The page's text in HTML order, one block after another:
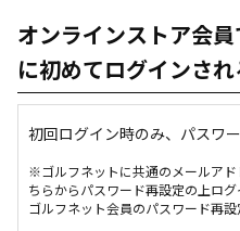
オンラインストア会
に初めてログインさ
初回ログイン時のみ、パスワ
※ゴルフネットに共通のメールア
ちらからパスワード再設定の上ログ
ゴルフネット会員のパスワード再設